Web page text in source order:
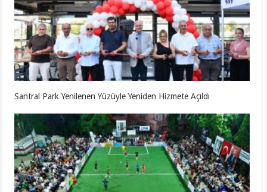
Santral Park Yenilenen Yüzüyle Yeniden Hizmete Açıldı